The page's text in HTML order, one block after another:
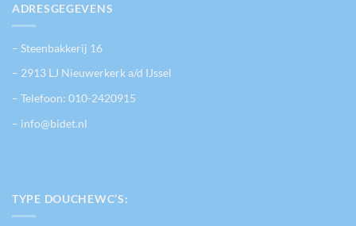
ADRESGEGEVENS
– Steenbakkerij 16
– 2913 LJ Nieuwerkerk a/d IJssel
– Telefoon: 010-2420915
– info@bidet.nl
TYPE DOUCHEWC’S: